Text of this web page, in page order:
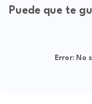
Puede que te
Error:No